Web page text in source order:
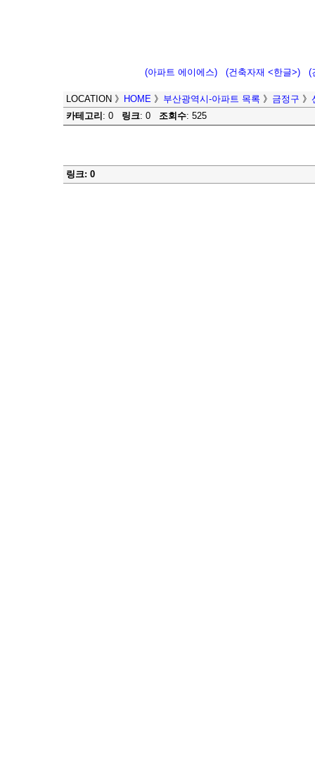
(아파트 에이에스) (건축자재 <한글>) (
LOCATION 》 HOME 》 부산광역시-아파트 목록 》 금정구 》
카테고리 : 0 링크: 0 조회수: 525
링크: 0